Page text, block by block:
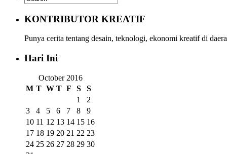
KONTRIBUTOR KREATIF
Punya cerita tentang desain, teknologi, ekonomi kreatif di
Hari Ini
October 2016
M T W T F S S
1
2
3
4 5 6 7 8
9
10 11 12 13 14 15 16
17 18 19 20 21 22 23
24 25 26 27 28 29 30